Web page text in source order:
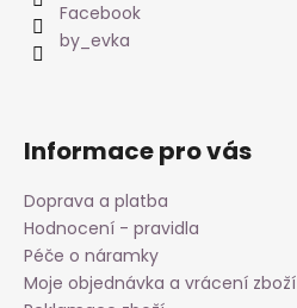
Facebook
by_evka
Informace pro vás
Doprava a platba
Hodnocení - pravidla
Péče o náramky
Moje objednávka a vrácení zboží